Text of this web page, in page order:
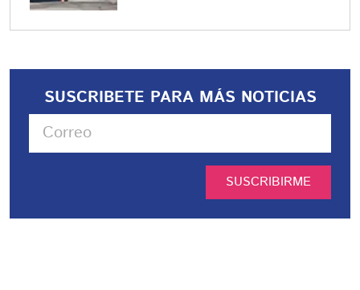
SUSCRIBETE PARA MÁS NOTICIAS
SUSCRIBIRME